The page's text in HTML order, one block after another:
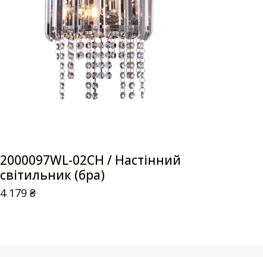
2000097WL-02CH / Настінний
світильник (бра)
4 179₴